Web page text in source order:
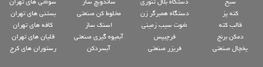
کته پز
قالب کته
دمکن برنج
یخچال صنعتی
دستگاه همبرگر زن
شوت سیب زمینی
فرچیپس
فریزر صنعتی
مخلوط کن صنعتی
اسنک ساز
آبمیوه گیری صنعتی
آبسردکن
بستنی های تهران
کافه های تهران
قلیان های تهران
رستوران های کرج